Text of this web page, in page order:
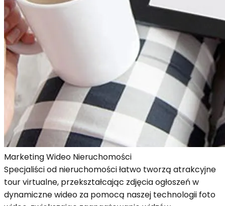
Marketing Wideo Nieruchomości
Specjaliści od nieruchomości łatwo tworzą atrakcyjne
tour virtualne, przekształcając zdjęcia ogłoszeń w
dynamiczne wideo za pomocą naszej technologii foto